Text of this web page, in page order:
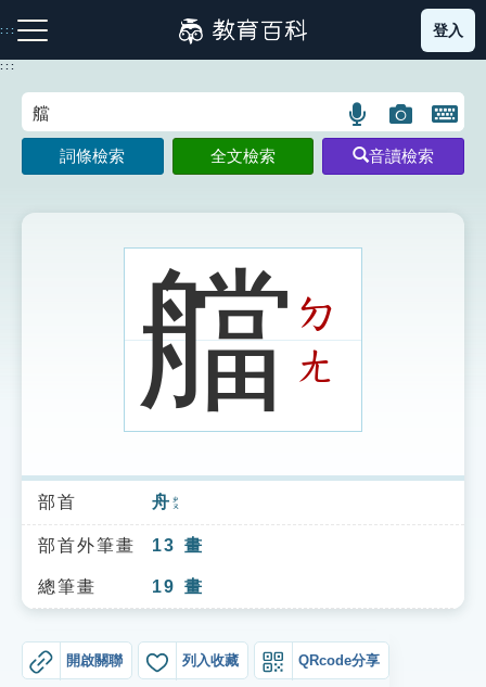
到
主
:::
注音索引圖示 筆畫索引圖示 部首索引表圖示
索引選單
知識索引
單字索引
登入
:::
語
言
搜
示
圖
片
搜
開
鍵
圖
詞條檢索 全文檢索 音讀檢索
艡ㄉ
ㄤ
部首 舟 ㄓㄡ
部首外筆畫 13 畫
總筆畫 19 畫
開啟關聯 列入收藏 QRcode分享